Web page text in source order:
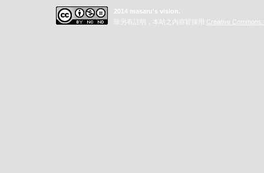
2014 masaru's vision.
除另有註明，本站之內容皆採用 Creative Commons